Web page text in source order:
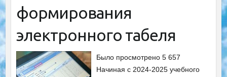
формирования
электронного табеля
Было просмотрено 5 657
Начиная с 2024-2025 учебного